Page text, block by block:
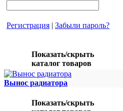
Регистрация | Забыли пароль?
Показать/скрыть
каталог товаров
Вынос радиатора
Показать/скрыть